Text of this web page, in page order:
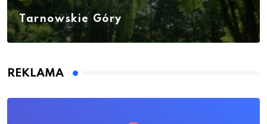
Tarnowskie Góry
REKLAMA